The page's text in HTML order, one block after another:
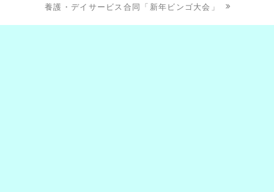
next
post:
養護・デイサービス合同「新年ビンゴ大会」